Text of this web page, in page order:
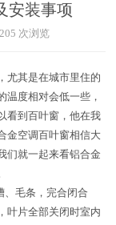
安装事项
次浏览
其是在城市里住的
温度相对会低一些，
看到百叶窗，他在我
金空调百叶窗相信大
们就一起来看铝合金
毛条，完合闭合
叶片全部关闭时室内